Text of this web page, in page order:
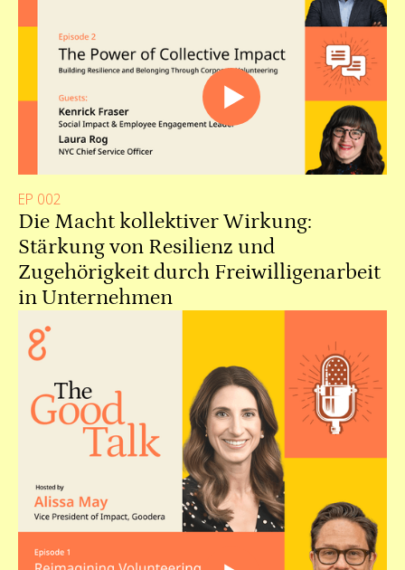
EP 002
Die Macht kollektiver Wirkung:
Stärkung von Resilienz und
Zugehörigkeit durch Freiwilligenarbeit
in Unternehmen